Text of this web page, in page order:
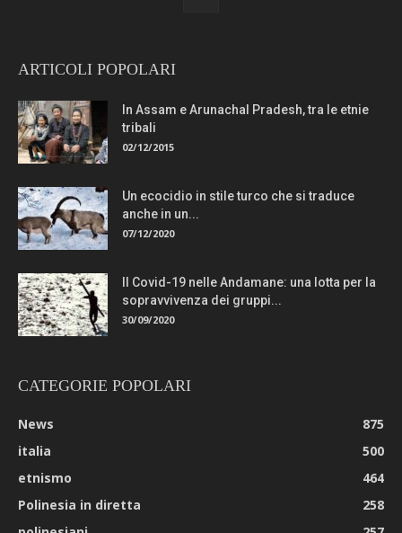
ARTICOLI POPOLARI
In Assam e Arunachal Pradesh, tra le etnie
tribali
02/12/2015
Un ecocidio in stile turco che si traduce
anche in un...
07/12/2020
Il Covid-19 nelle Andamane: una lotta per la
sopravvivenza dei gruppi...
30/09/2020
CATEGORIE POPOLARI
News
875
italia
500
etnismo
464
Polinesia in diretta
258